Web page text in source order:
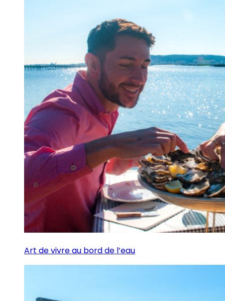
Art de vivre au bord de l’eau